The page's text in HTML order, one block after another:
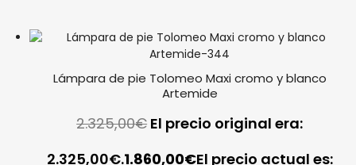
Lámpara de pie Tolomeo Maxi cromo y blanco
Artemide
2.325,00€ El precio original era:
2.325,00€.1.860,00€El precio actual es: